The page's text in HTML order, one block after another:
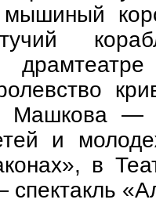
Машкова —
и
в
спектакль